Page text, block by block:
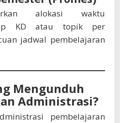
alokasi waktu
KD atau topik per
jadwal pembelajaran
Mengunduh
Administrasi?
pembelajaran